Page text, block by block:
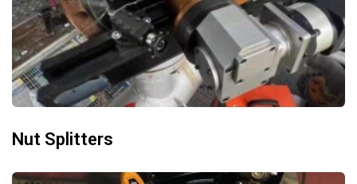
Nut Splitters